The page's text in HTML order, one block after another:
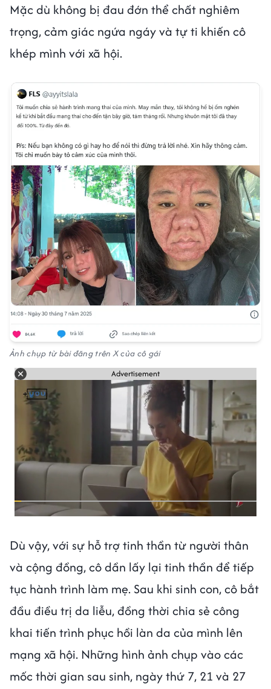
Mặc dù không bị đau đớn thể chất nghiêm
trọng, cảm giác ngứa ngáy và tự ti khiến cô
khép mình với xã hội.
Ảnh chụp từ bài đăng trên X của cô gái
Advertisement
Dù vậy, với sự hỗ trợ tinh thần từ người thân
và cộng đồng, cô dần lấy lại tinh thần để tiếp
tục hành trình làm mẹ. Sau khi sinh con, cô bắt
đầu điều trị da liễu, đồng thời chia sẻ công
khai tiến trình phục hồi làn da của mình lên
mạng xã hội. Những hình ảnh chụp vào các
mốc thời gian sau sinh, ngày thứ 7, 21 và 27